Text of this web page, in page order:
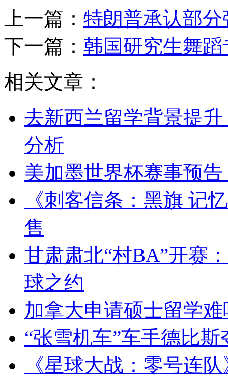
上一篇： 特朗普承认部分
下一篇： 韩国研究生舞
相关文章：
去新西兰留学背景提升
分析
美加墨世界杯赛事预
《刺客信条：黑旗 记
售
甘肃肃北“村BA”开赛
球之约
加拿大申请硕士留学难
“张雪机车”车手德比
《星球大战：零号连